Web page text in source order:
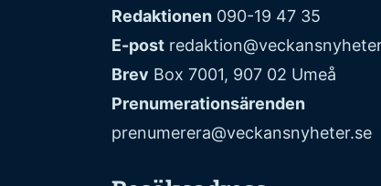
Redaktionen 090-19 47 35
E-post
Brev Box 7001, 907 02 Umeå
Prenumerationsärenden
prenumerera@veckansnyheter.se